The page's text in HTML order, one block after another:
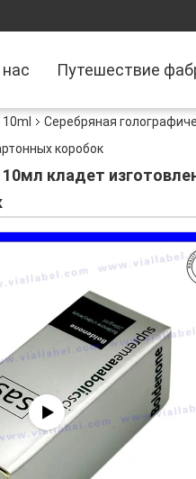
Путешествие
Серебряная
коробок
кладет